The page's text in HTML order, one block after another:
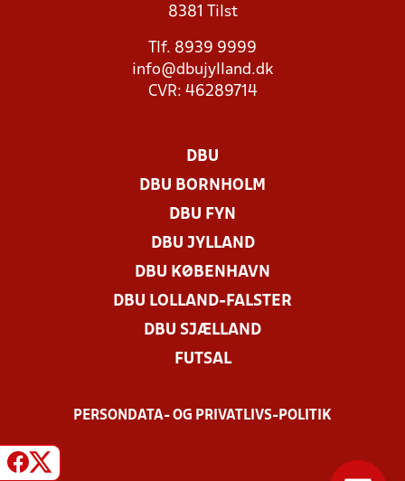
8381 Tilst
Tlf. 8939 9999
info@dbujylland.dk
CVR: 46289714
DBU
DBU BORNHOLM
DBU FYN
DBU JYLLAND
DBU KØBENHAVN
DBU LOLLAND-FALSTER
DBU SJÆLLAND
FUTSAL
PERSONDATA- OG PRIVATLIVS-POLITIK